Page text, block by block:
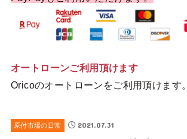
オートローンご利用頂けます
Oricoのオートローンをご利用頂けます。
原付市場の日常 2021.07.31